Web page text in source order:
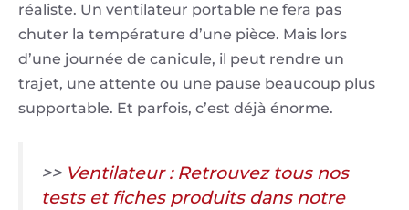
réaliste. Un ventilateur portable ne fera pas
chuter la température d’une pièce. Mais lors
d’une journée de canicule, il peut rendre un
trajet, une attente ou une pause beaucoup plus
supportable. Et parfois, c’est déjà énorme.
>> Ventilateur : Retrouvez tous nos
tests et fiches produits dans notre